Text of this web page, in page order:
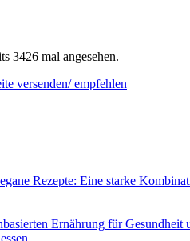
3426 mal angesehen.
versenden/ empfehlen
Rezepte: Eine starke
Ernährung für